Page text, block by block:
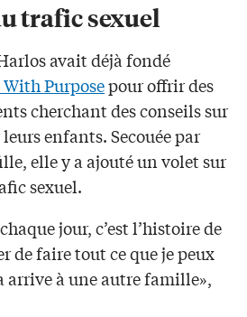
trafic sexuel
avait déjà fondé
Purposepour offrir des
cherchant des conseils sur
enfants. Secouée par
elle y a ajouté un volet sur
sexuel.
jour, c’est l’histoire de
de faire tout ce que je peux
arrive à une autre famille»,